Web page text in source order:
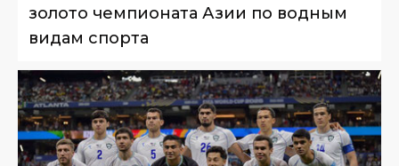
золото чемпионата Азии по водным
видам спорта